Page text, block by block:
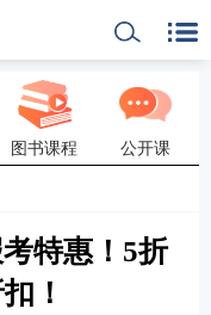
图书课程 公开课
特惠！5折
！